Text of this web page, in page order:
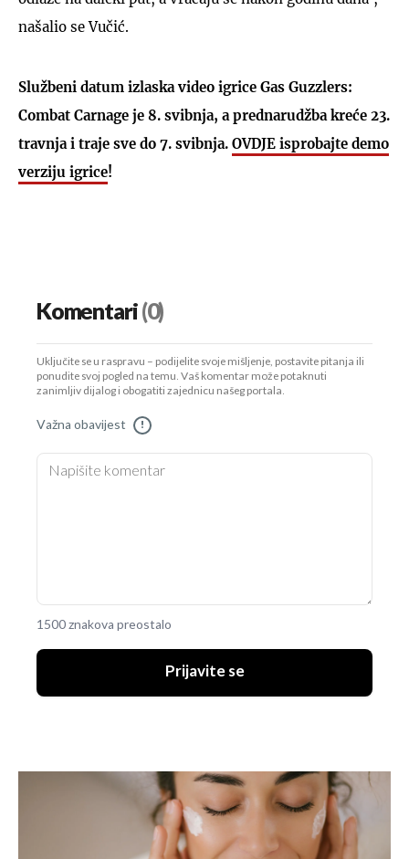
našalio se Vučić.
Službeni datum izlaska video igrice Gas Guzzlers:
Combat Carnage je 8. svibnja, a prednarudžba kreće 23.
travnja i traje sve do 7. svibnja. OVDJE isprobajte demo
verziju igrice!
Komentari(0)
Uključite se u raspravu – podijelite svoje mišljenje, postavite pitanja ili
ponudite svoj pogled na temu. Vaš komentar može potaknuti
zanimljiv dijalog i obogatiti zajednicu našeg portala.
Važna obavijest !
1500 znakova preostalo
Prijavite se